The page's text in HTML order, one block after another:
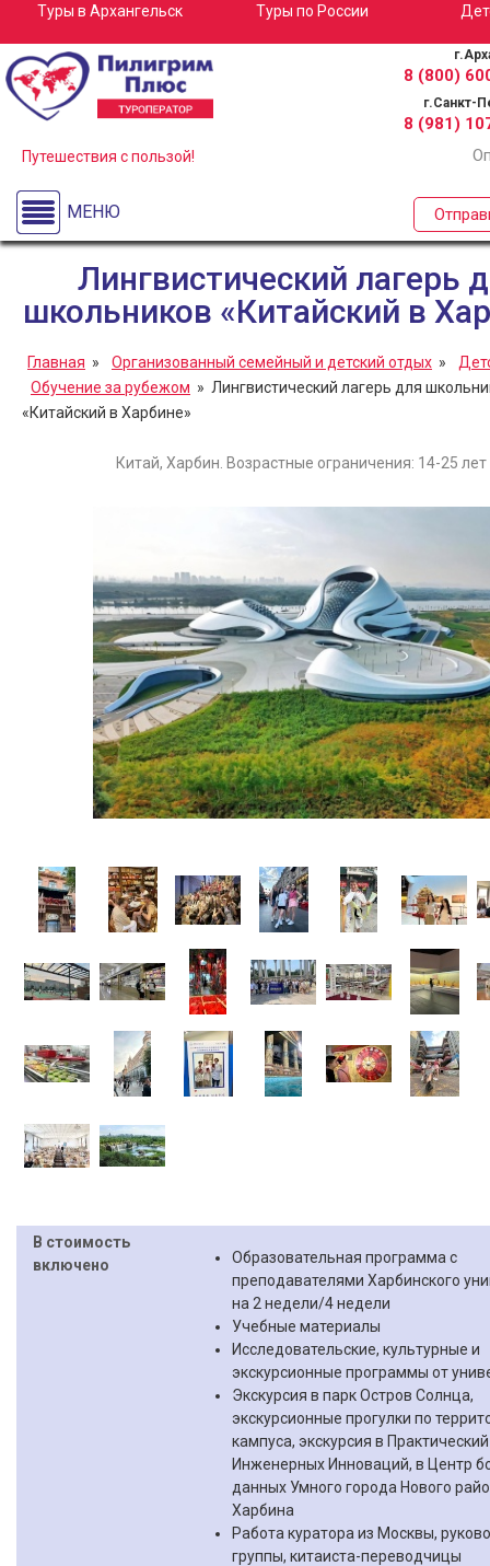
Туры в Архангельск
Экскурсионные туры для школьных групп по
О компании
Путешествия с пользой!
Туры в Архангельск Туры по России
МЕНЮ
8 (800)
г.Санкт-
8 (981)
Лингвистический лагерь
школьников «Китайский в
Главная » Организованный семейный и детский отдых »
Обучение за рубежом » Лингвистический лагерь для
«Китайский в Харбине»
Китай, Харбин. Возрастные ограничения: 14-25 лет
В стоимость
включено
Образовательная программа с
преподавателями Харбинского
на 2 недели/4 недели
Учебные материалы
Исследовательские, культурные и
экскурсионные программы от
Экскурсия в парк Остров Солнца,
экскурсионные прогулки по
кампуса, экскурсия в
Инженерных Инноваций, в Центр
данных Умного города Нового
Харбина
Работа куратора из Москвы,
группы, китаиста-переводчицы